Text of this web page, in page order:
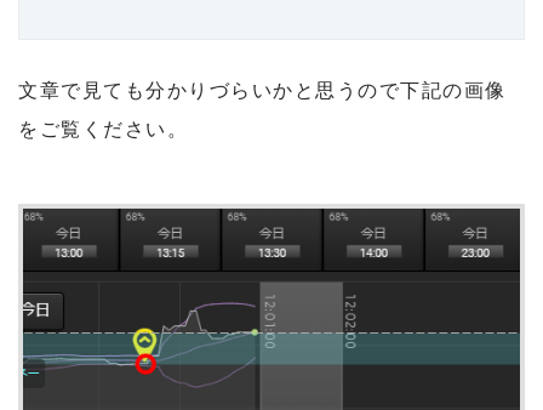
文章で見ても分かりづらいかと思うので下記の画像
をご覧ください。